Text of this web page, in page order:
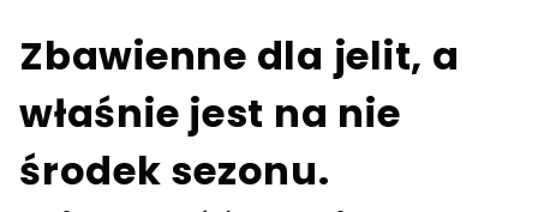
Zbawienne dla jelit, a
właśnie jest na nie
środek sezonu.